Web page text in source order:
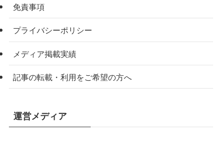
免責事項
プライバシーポリシー
メディア掲載実績
記事の転載・利用をご希望の方へ
運営メディア